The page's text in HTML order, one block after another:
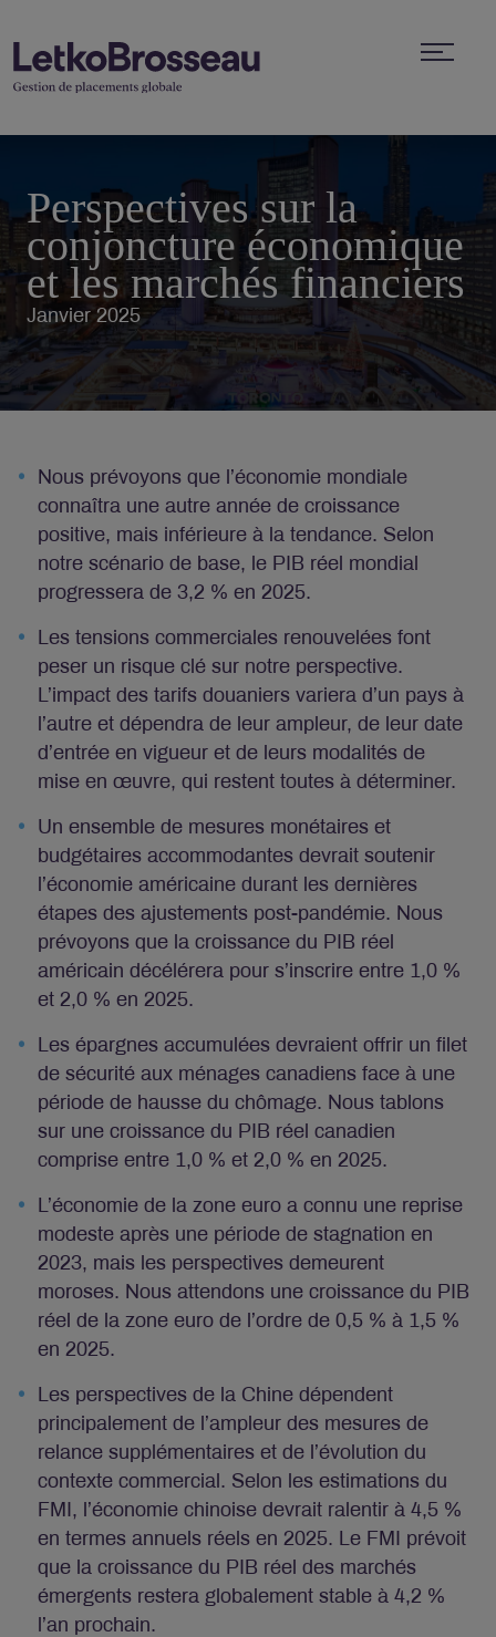
Perspectives sur la
conjoncture économique
et les marchés financiers
Janvier 2025
Nous prévoyons que l’économie mondiale
connaîtra une autre année de croissance
positive, mais inférieure à la tendance. Selon
notre scénario de base, le PIB réel mondial
progressera de 3,2 % en 2025.
Les tensions commerciales renouvelées font
peser un risque clé sur notre perspective.
L’impact des tarifs douaniers variera d’un pays à
l’autre et dépendra de leur ampleur, de leur date
d’entrée en vigueur et de leurs modalités de
mise en œuvre, qui restent toutes à déterminer.
Un ensemble de mesures monétaires et
budgétaires accommodantes devrait soutenir
l’économie américaine durant les dernières
étapes des ajustements post-pandémie. Nous
prévoyons que la croissance du PIB réel
américain décélérera pour s’inscrire entre 1,0 %
et 2,0 % en 2025.
Les épargnes accumulées devraient offrir un filet
de sécurité aux ménages canadiens face à une
période de hausse du chômage. Nous tablons
sur une croissance du PIB réel canadien
comprise entre 1,0 % et 2,0 % en 2025.
L’économie de la zone euro a connu une reprise
modeste après une période de stagnation en
2023, mais les perspectives demeurent
moroses. Nous attendons une croissance du PIB
réel de la zone euro de l’ordre de 0,5 % à 1,5 %
en 2025.
Les perspectives de la Chine dépendent
principalement de l’ampleur des mesures de
relance supplémentaires et de l’évolution du
contexte commercial. Selon les estimations du
FMI, l’économie chinoise devrait ralentir à 4,5 %
en termes annuels réels en 2025. Le FMI prévoit
que la croissance du PIB réel des marchés
émergents restera globalement stable à 4,2 %
l’an prochain.